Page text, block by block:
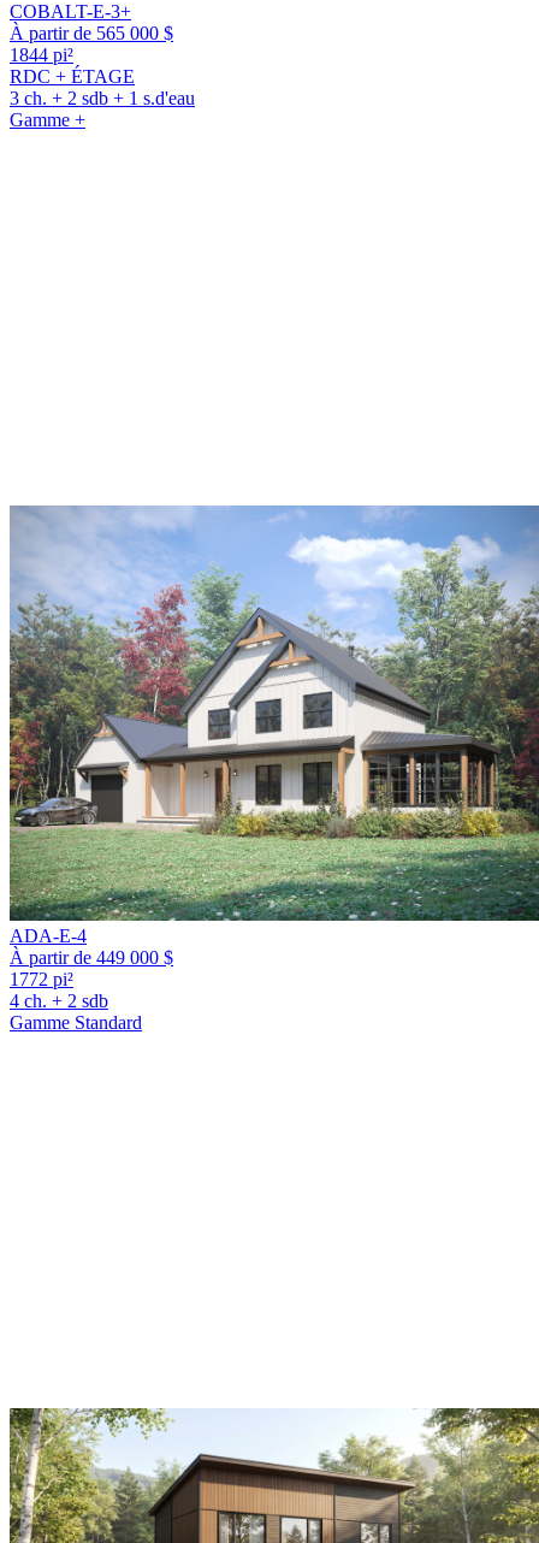
COBALT-E-3+
À partir de 565 000 $
1844 pi²
RDC + ÉTAGE
3 ch. + 2 sdb + 1 s.d'eau
Gamme +
ADA-E-4
À partir de 449 000 $
1772 pi²
4 ch. + 2 sdb
Gamme Standard